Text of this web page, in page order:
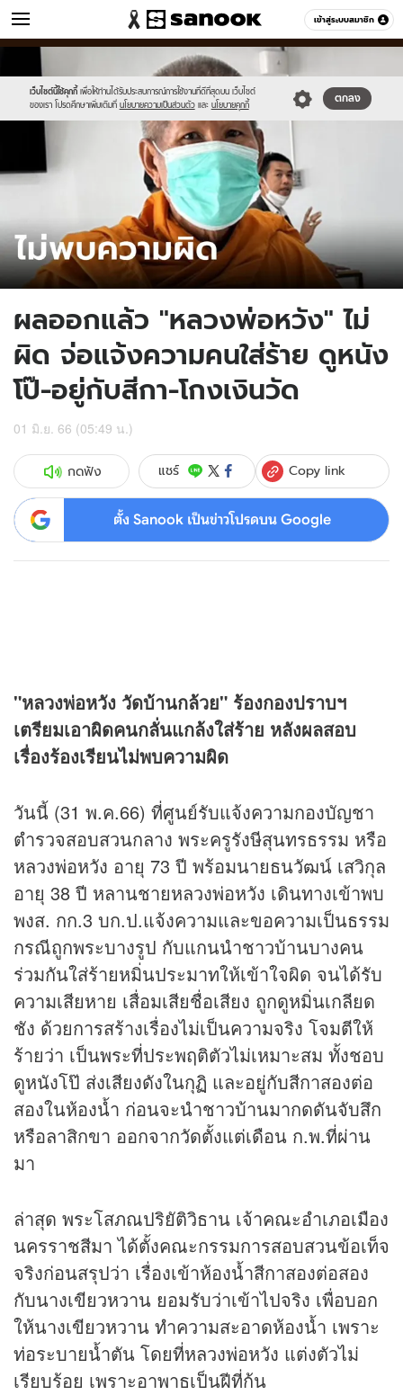
เข้าสู่ระบบสมาชิก
ข่าว หมวดอื่นๆ
เว็บไซต์นี้ใช้คุกกี้ เพื่อให้ท่านได้รับประสบการณ์การใช้งานที่ดีที่สุดบน เว็บไซต์
ของเรา โปรดศึกษาเพิ่มเติมที่ นโยบายความเป็นส่วนตัว และ นโยบายคุกกี้
ตกลง
Sanook
//s.isanook.com/sr/0/images/logo-
new-
sanook.png
//s.isanook.com/ns/0/ud/1775/8876938/tagline-
template-
update-
april.jpg
ผลออกแล้ว "หลวงพ่อหวัง" ไม่
ผิด จ่อแจ้งความคนใส่ร้าย ดูหนัง
โป๊-อยู่กับสีกา-โกงเงินวัด
01 มิ.ย. 66 (05:49 น.)
กดฟัง แชร์ Copy link
ตั้ง Sanook เป็นข่าวโปรดบน Google
"หลวงพ่อหวัง วัดบ้านกล้วย" ร้องกองปราบฯ
เตรียมเอาผิดคนกลั่นแกล้งใส่ร้าย หลังผลสอบ
เรื่องร้องเรียนไม่พบความผิด
วันนี้ (31 พ.ค.66) ที่ศูนย์รับแจ้งความกองบัญชา
ตำรวจสอบสวนกลาง พระครูรังษีสุนทรธรรม หรือ
หลวงพ่อหวัง อายุ 73 ปี พร้อมนายธนวัฒน์ เสวิกุล
อายุ 38 ปี หลานชายหลวงพ่อหวัง เดินทางเข้าพบ
พงส. กก.3 บก.ป.แจ้งความและขอความเป็นธรรม
กรณีถูกพระบางรูป กับแกนนำชาวบ้านบางคน
ร่วมกันใส่ร้ายหมิ่นประมาทให้เข้าใจผิด จนได้รับ
ความเสียหาย เสื่อมเสียชื่อเสียง ถูกดูหมิ่นเกลียด
ชัง ด้วยการสร้างเรื่องไม่เป็นความจริง โจมตีให้
ร้ายว่า เป็นพระที่ประพฤติตัวไม่เหมาะสม ทั้งชอบ
ดูหนังโป๊ ส่งเสียงดังในกุฏิ และอยู่กับสีกาสองต่อ
สองในห้องน้ำ ก่อนจะนำชาวบ้านมากดดันจับสึก
หรือลาสิกขา ออกจากวัดตั้งแต่เดือน ก.พ.ที่ผ่าน
มา
ล่าสุด พระโสภณปริยัติวิธาน เจ้าคณะอำเภอเมือง
นครราชสีมา ได้ตั้งคณะกรรมการสอบสวนข้อเท็จ
จริงก่อนสรุปว่า เรื่องเข้าห้องน้ำสีกาสองต่อสอง
กับนางเขียวหวาน ยอมรับว่าเข้าไปจริง เพื่อบอก
ให้นางเขียวหวาน ทำความสะอาดห้องน้ำ เพราะ
ท่อระบายน้ำตัน โดยที่หลวงพ่อหวัง แต่งตัวไม่
เรียบร้อย เพราะอาพาธเป็นฝีที่ก้น